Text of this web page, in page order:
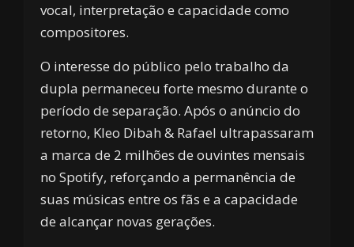
vocal, interpretação e capacidade como
compositores.
O interesse do público pelo trabalho da
dupla permaneceu forte mesmo durante o
período de separação. Após o anúncio do
retorno, Kleo Dibah & Rafael ultrapassaram
a marca de 2 milhões de ouvintes mensais
no Spotify, reforçando a permanência de
suas músicas entre os fãs e a capacidade
de alcançar novas gerações.